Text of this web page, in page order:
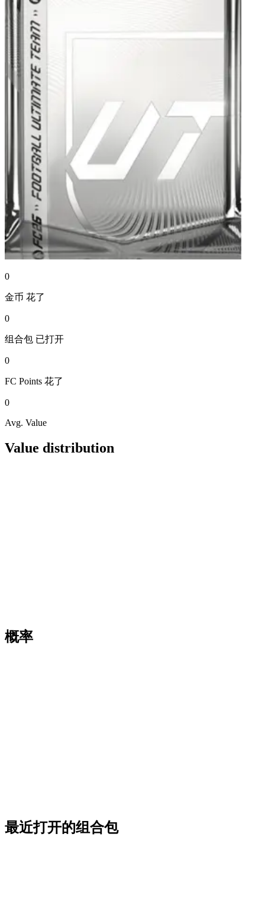
0
金币 花了
0
组合包 已打开
0
FC Points 花了
0
Avg. Value
Value distribution
概率
最近打开的组合包